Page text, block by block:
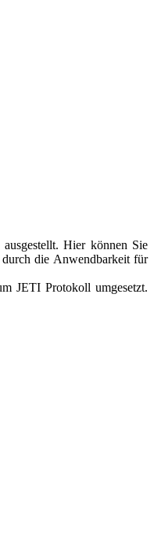
ausgestellt. Hier können Sie
die Anwendbarkeit für
JETI Protokoll umgesetzt.